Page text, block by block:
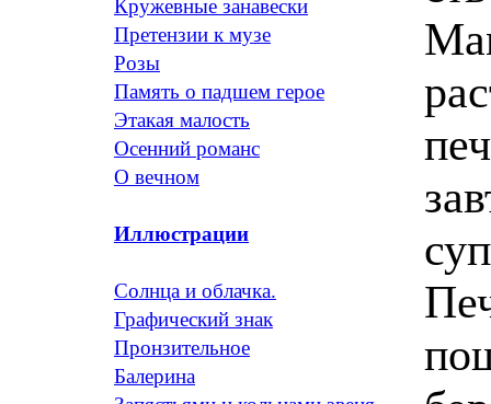
Кружевные занавески
Претензии к музе
Розы
Память о падшем герое
Этакая малость
Осенний романс
О вечном
Иллюстрации
Солнца и облачка.
Графический знак
Пронзительное
Балерина